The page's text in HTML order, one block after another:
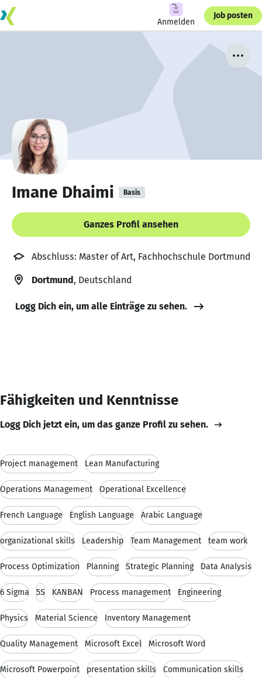
Anmelden
Job posten
Imane Dhaimi Basis
Ganzes Profil ansehen
Abschluss: Master of Art, Fachhochschule Dortmund
Dortmund, Deutschland
Logg Dich ein, um alle Einträge zu sehen.
Fähigkeiten und Kenntnisse
Logg Dich jetzt ein, um das ganze Profil zu sehen.
Project management Lean Manufacturing
Operations Management Operational Excellence
French Language English Language Arabic Language
organizational skills Leadership Team Management team work
Process Optimization Planning Strategic Planning Data Analysis
6 Sigma 5S KANBAN Process management Engineering
Physics Material Science Inventory Management
Quality Management Microsoft Excel Microsoft Word
Microsoft Powerpoint presentation skills Communication skills